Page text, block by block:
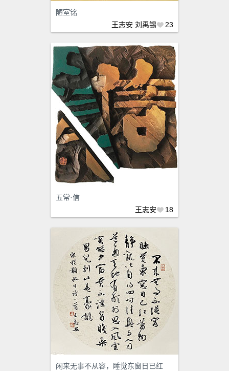
陋室铭
王志安 刘禹锡 23
五常·信
王志安
18
闲来无事不从容，睡觉东窗日已红